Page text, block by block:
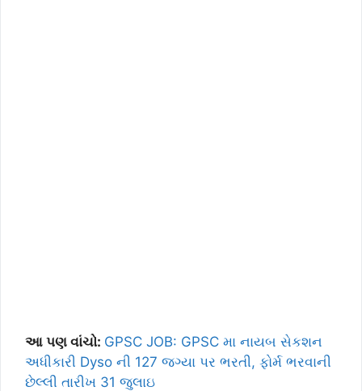
આ પણ વાંચો: GPSC JOB: GPSC મા નાયબ સેકશન
અધીકારી Dyso ની 127 જગ્યા પર ભરતી, ફોર્મ ભરવાની
છેલ્લી તારીખ 31 જુલાઇ